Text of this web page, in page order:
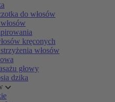
do włosów
kręconych
włosów
głowy
dzika